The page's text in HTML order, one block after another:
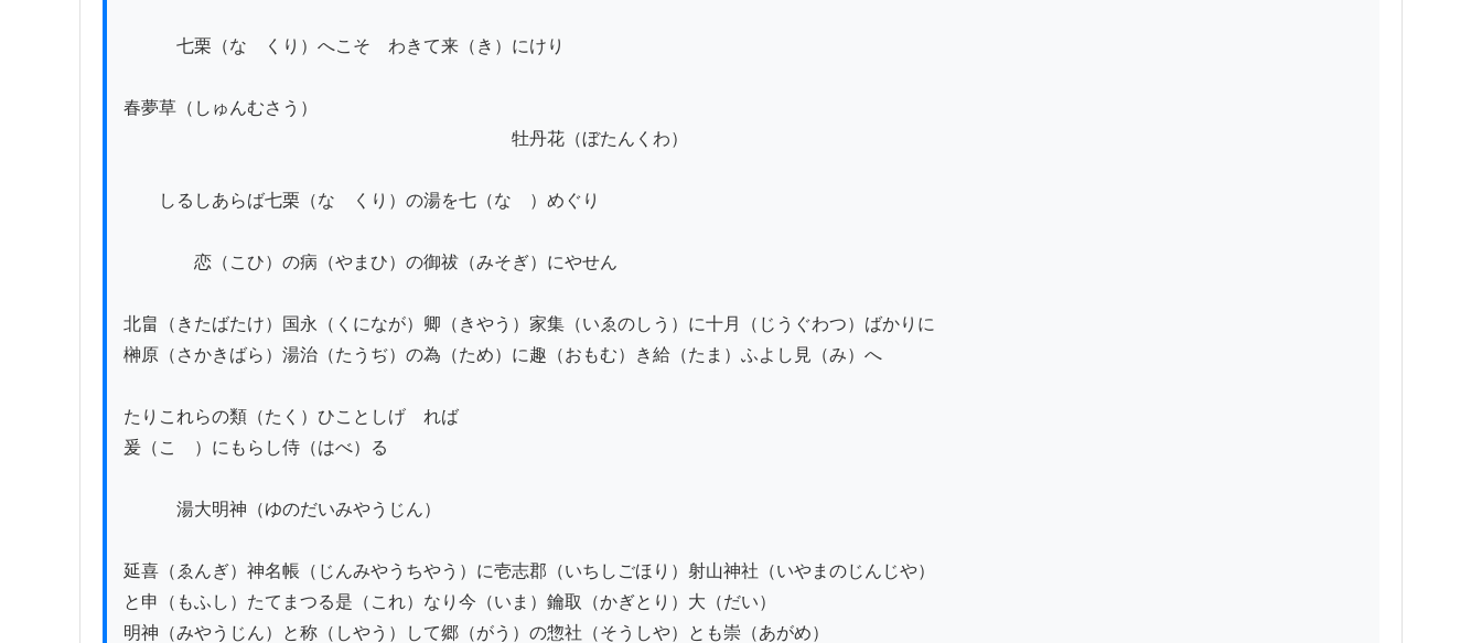
七栗（なゝくり）へこそ　わきて来（き）にけり
春夢草（しゅんむさう）
牡丹花（ぼたんくわ）
しるしあらば七栗（なゝくり）の湯を七（なゝ）めぐり
恋（こひ）の病（やまひ）の御祓（みそぎ）にやせん
北畠（きたばたけ）国永（くになが）卿（きやう）家集（いゑのしう）に十月（じうぐわつ）ばかりに
榊原（さかきばら）湯治（たうぢ）の為（ため）に趣（おもむ）き給（たま）ふよし見（み）へ
たりこれらの類（たく）ひことしげゝれば
爰（こゝ）にもらし侍（はべ）る
湯大明神（ゆのだいみやうじん）
延喜（ゑんぎ）神名帳（じんみやうちやう）に壱志郡（いちしごほり）射山神社（いやまのじんじや）
と申（もふし）たてまつる是（これ）なり今（いま）鑰取（かぎとり）大（だい）
明神（みやうじん）と称（しやう）して郷（がう）の惣社（そうしや）とも崇（あがめ）